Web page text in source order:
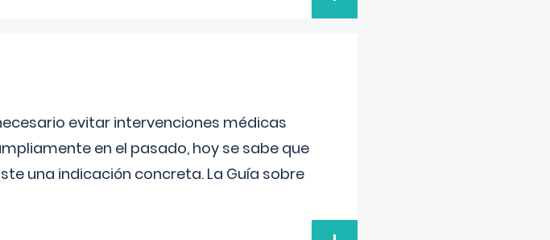
evitar intervenciones médicas
en el pasado, hoy se sabe que
una indicación concreta. La Guía sobre